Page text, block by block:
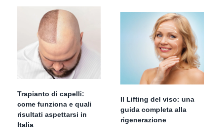
Trapianto di capelli:
come funziona e quali
risultati aspettarsi in
Italia
Il Lifting del viso: una
guida completa alla
rigenerazione